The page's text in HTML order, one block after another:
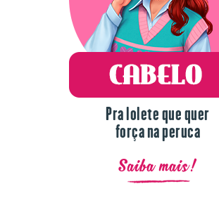
Pra lolete que quer
força na peruca
Saiba mais!